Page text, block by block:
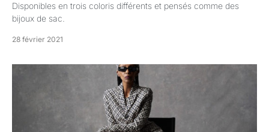
Disponibles en trois coloris différents et pensés comme des
bijoux de sac.
28 février 2021